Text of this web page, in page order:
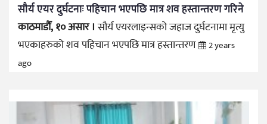
सौर्य एयर दुर्घटनाः पहिचान भएपछि मात्र शव हस्तान्तरण गरिने
काठमाडौँ, १० असार ।सौर्य एयरलाइन्सको जहाज दुर्घटनामा मृत्यु
भएकाहरुको शव पहिचान भएपछि मात्र हस्तान्तरण
2 years
ago